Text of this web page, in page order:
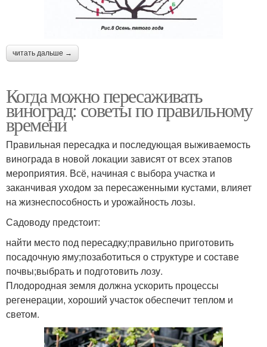
читать дальше →
Когда можно пересаживать
виноград: советы по правильному
времени
Правильная пересадка и последующая выживаемость
винограда в новой локации зависят от всех этапов
мероприятия. Всё, начиная с выбора участка и
заканчивая уходом за пересаженными кустами, влияет
на жизнеспособность и урожайность лозы.
Садоводу предстоит:
найти место под пересадку;правильно приготовить
посадочную яму;позаботиться о структуре и составе
почвы;выбрать и подготовить лозу.
Плодородная земля должна ускорить процессы
регенерации, хороший участок обеспечит теплом и
светом.